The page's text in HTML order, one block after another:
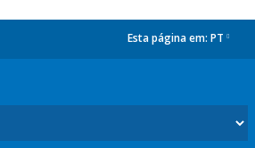
Esta página em: PT